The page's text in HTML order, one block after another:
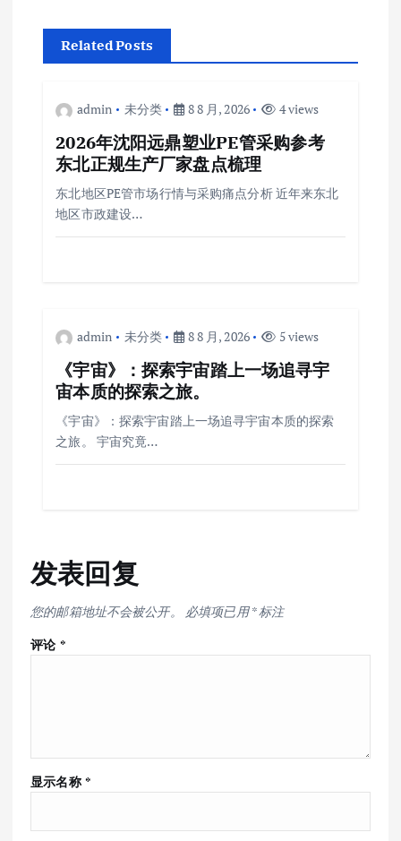
Related Posts
admin 未分类 8 8 月, 2026 4 views
2026年沈阳远鼎塑业PE管采购参考
东北正规生产厂家盘点梳理
东北地区PE管市场行情与采购痛点分析 近年来东北
地区市政建设…
admin 未分类 8 8 月, 2026 5 views
《宇宙》：探索宇宙踏上一场追寻宇
宙本质的探索之旅。
《宇宙》：探索宇宙踏上一场追寻宇宙本质的探索
之旅。 宇宙究竟…
发表回复
您的邮箱地址不会被公开。 必填项已用*标注
评论 *
显示名称 *